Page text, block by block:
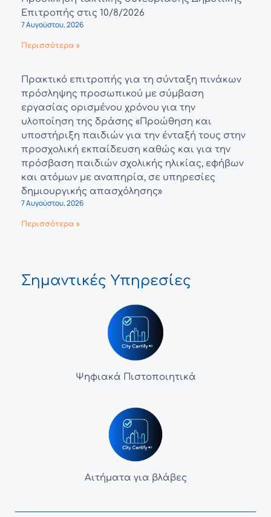
Επιτροπής στις 10/8/2026
7 Αυγούστου, 2026
Περισσότερα »
Πρακτικό επιτροπής για τη σύνταξη πινάκων
πρόσληψης προσωπικού με σύμβαση
εργασίας ορισμένου χρόνου για την
υλοποίηση της δράσης «Προώθηση και
υποστήριξη παιδιών για την ένταξή τους στην
προσχολική εκπαίδευση καθώς και για την
πρόσβαση παιδιών σχολικής ηλικίας, εφήβων
και ατόμων με αναπηρία, σε υπηρεσίες
δημιουργικής απασχόλησης»
7 Αυγούστου, 2026
Περισσότερα »
Σημαντικές Υπηρεσίες
Ψηφιακά Πιστοποιητικά
Αιτήματα για βλάβες